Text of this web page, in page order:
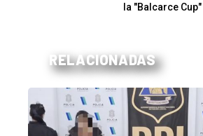
la "Balcarce Cup"
RELACIONADAS